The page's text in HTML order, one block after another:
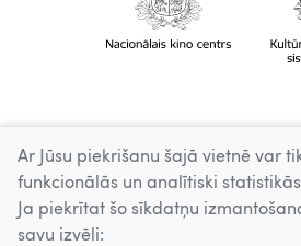
Ar Jūsu piekrišanu šajā vietnē var
funkcionālās un analītiski
Ja piekrītat šo sīkdatņu
savu izvēli: